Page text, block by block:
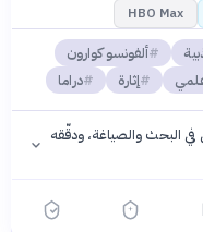
HBO Max
ألفونسو كوارون
إثارة دراما
في البحث والصياغة، ودقّقه